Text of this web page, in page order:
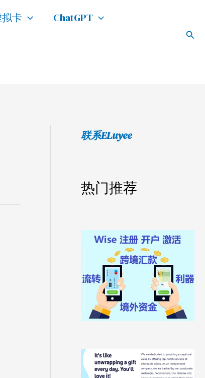
卡 ChatGPT
搜
联系ELuyee
热门推荐